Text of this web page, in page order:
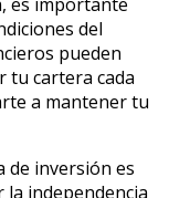
del
pueden
tu cartera cada
a mantener tu
de inversión es
independencia